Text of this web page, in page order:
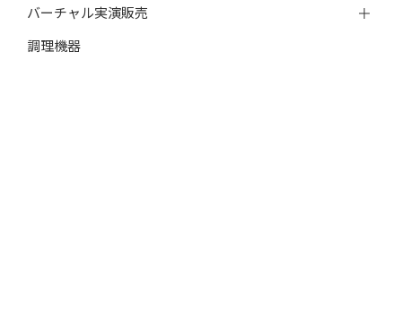
バーチャル実演販売
調理機器